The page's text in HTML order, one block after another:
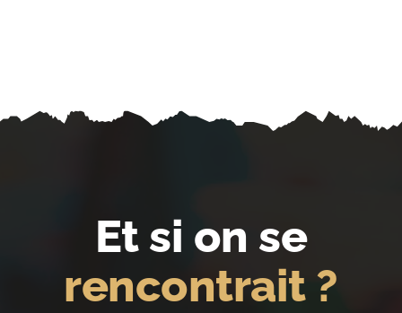
Et si on se
rencontrait ?